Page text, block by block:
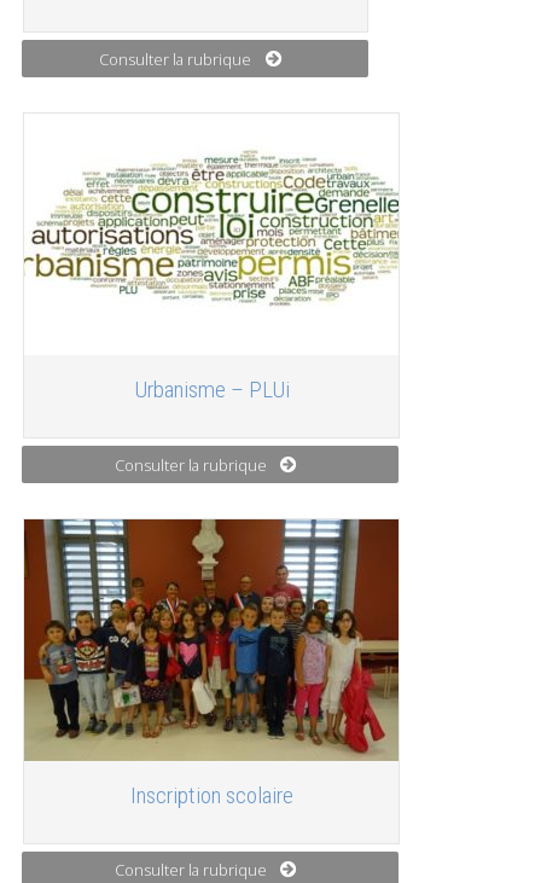
Consulter la rubrique
Urbanisme – PLUi
Consulter la rubrique
Inscription scolaire
Consulter la rubrique